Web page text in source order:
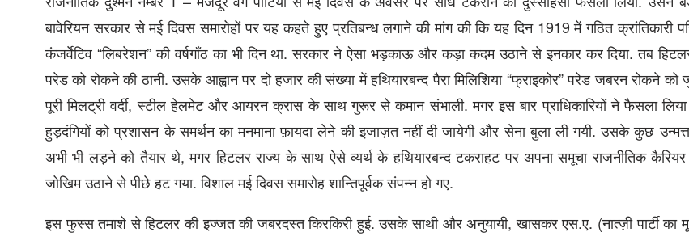
बावेरियन सरकार से मई दिवस समारोहों पर यह कहते हुए प्रतिबन्ध लगाने की मांग की कि यह दिन 1919 में गठित क्रांतिकारी
कंजर्वेटिव “लिबरेशन” की वर्षगाँठ का भी दिन था. सरकार ने ऐसा भड़काऊ और कड़ा कदम उठाने से इनकार कर दिया. तब
परेड को रोकने की ठानी. उसके आह्वान पर दो हजार की संख्या में हथियारबन्द पैरा मिलिशिया “फ्राइकोर” परेड जबरन रोकने
पूरी मिलट्री वर्दी, स्टील हेलमेट और आयरन क्रास के साथ गुरूर से कमान संभाली. मगर इस बार प्राधिकारियों ने फैसला
हुड़दंगियों को प्रशासन के समर्थन का मनमाना फ़ायदा लेने की इजाज़त नहीं दी जायेगी और सेना बुला ली गयी. उसके कुछ
अभी भी लड़ने को तैयार थे, मगर हिटलर राज्य के साथ ऐसे व्यर्थ के हथियारबन्द टकराहट पर अपना समूचा राजनीतिक
जोखिम उठाने से पीछे हट गया. विशाल मई दिवस समारोह शान्तिपूर्वक संपन्न हो गए.
इस फुस्स तमाशे से हिटलर की इज्जत की जबरदस्त किरकिरी हुई. उसके साथी और अनुयायी, खासकर एस.ए. (नात्‍ज़ी पार्टी का